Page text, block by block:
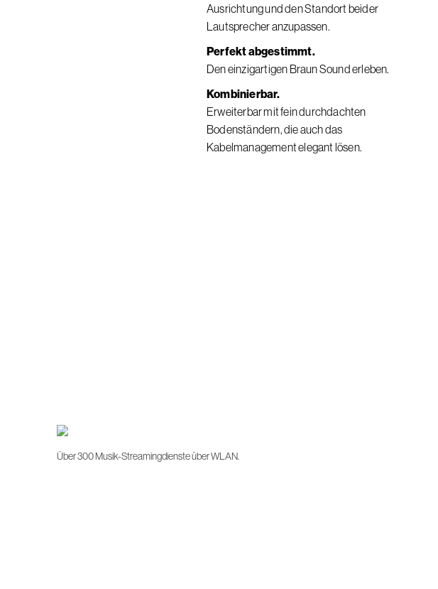
Ausrichtung und den Standort beider
Lautsprecher anzupassen.
Perfekt abgestimmt.
Den einzigartigen Braun Sound erleben.
Kombinierbar.
Erweiterbar mit fein durchdachten
Bodenständern, die auch das
Kabelmanagement elegant lösen.
Über 300 Musik-Streamingdienste über WLAN.